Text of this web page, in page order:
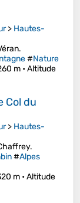
> Hautes-
#Nature
m •Altitude
Col du
> Hautes-
#Alpes
m •Altitude